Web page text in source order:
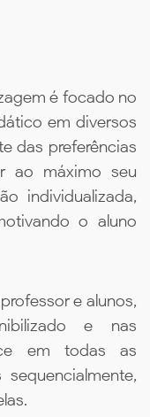
é focado no
em diversos
das preferências
ao máximo seu
individualizada,
o aluno
e alunos,
e nas
em todas as